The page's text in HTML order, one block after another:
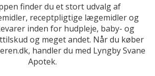
finder du et stort udvalg af
receptpligtige lægemidler og
inden for hudpleje, baby- og
og meget andet. Når du køber
handler du med Lyngby Svane
Apotek.